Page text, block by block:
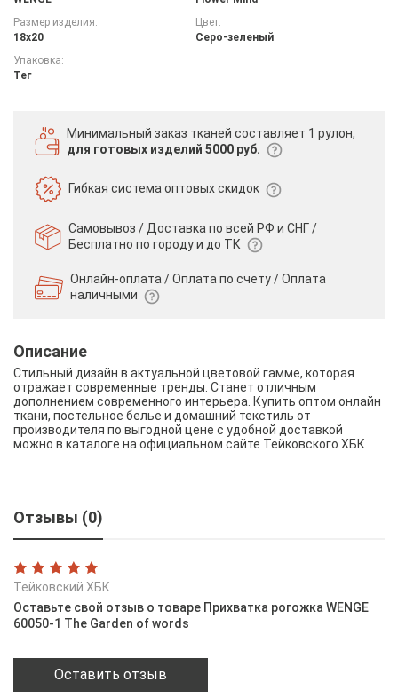
Размер изделия:
18х20
Цвет:
Серо-зеленый
Упаковка:
Тег
Минимальный заказ тканей составляет 1 рулон,
для готовых изделий 5000 руб.
Гибкая системаоптовых скидок
Самовывоз / Доставка по всей РФ и СНГ /
Бесплатно по городу и до ТК
Онлайн-оплата / Оплата по счету /Оплата
наличными
Описание
Стильный дизайн в актуальной цветовой гамме, которая
отражает современные тренды. Станет отличным
дополнением современного интерьера. Купить оптом онлайн
ткани, постельное белье и домашний текстиль от
производителя по выгодной цене с удобной доставкой
можно в каталоге на официальном сайте Тейковского ХБК
Отзывы (0)
Тейковский ХБК
Оставьте свой отзыв о товаре Прихватка рогожка WENGE
60050-1 The Garden of words
Оставить отзыв